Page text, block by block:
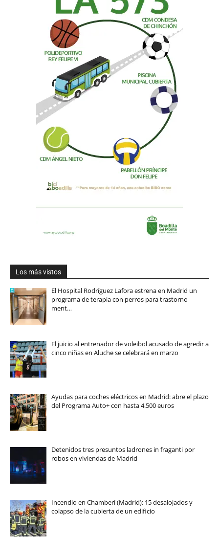
Los más vistos
El Hospital Rodríguez Lafora estrena en Madrid un
programa de terapia con perros para trastorno
ment…
El juicio al entrenador de voleibol acusado de agredir a
cinco niñas en Aluche se celebrará en marzo
Ayudas para coches eléctricos en Madrid: abre el plazo
del Programa Auto+ con hasta 4.500 euros
Detenidos tres presuntos ladrones in fraganti por
robos en viviendas de Madrid
Incendio en Chamberí (Madrid): 15 desalojados y
colapso de la cubierta de un edificio